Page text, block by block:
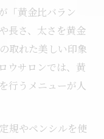
「黄金比バラン
長さ、太さを黄金
取れた美しい印象
ウサロンでは、黄
行うメニューが人
規やペンシルを使